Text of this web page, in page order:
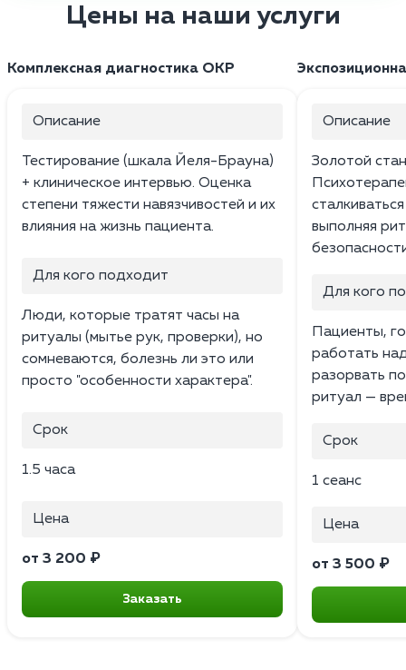
Цены на наши услуги
Комплексная диагностика ОКР
Описание
Тестирование (шкала Йеля-Брауна)
+ клиническое интервью. Оценка
степени тяжести навязчивостей и их
влияния на жизнь пациента.
Для кого подходит
Люди, которые тратят часы на
ритуалы (мытье рук, проверки), но
сомневаются, болезнь ли это или
просто "особенности характера".
Срок
1.5 часа
Цена
от 3 200 ₽
Заказать
Описание
Золотой
выполняя
Для кого
Пациенты,
работать
разорвать
ритуал —
Срок
1 сеанс
Цена
от 3 500 ₽